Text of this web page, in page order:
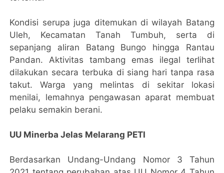
Kondisi serupa juga ditemukan di wilayah Batang
Uleh, Kecamatan Tanah Tumbuh, serta di
sepanjang aliran Batang Bungo hingga Rantau
Pandan. Aktivitas tambang emas ilegal terlihat
dilakukan secara terbuka di siang hari tanpa rasa
takut. Warga yang melintas di sekitar lokasi
menilai, lemahnya pengawasan aparat membuat
pelaku semakin berani.
UU Minerba Jelas Melarang PETI
Berdasarkan Undang-Undang Nomor 3 Tahun